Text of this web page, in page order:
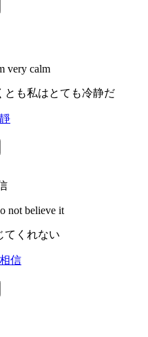
very calm
とも私はとても冷静だ
not believe it
てくれない
相信